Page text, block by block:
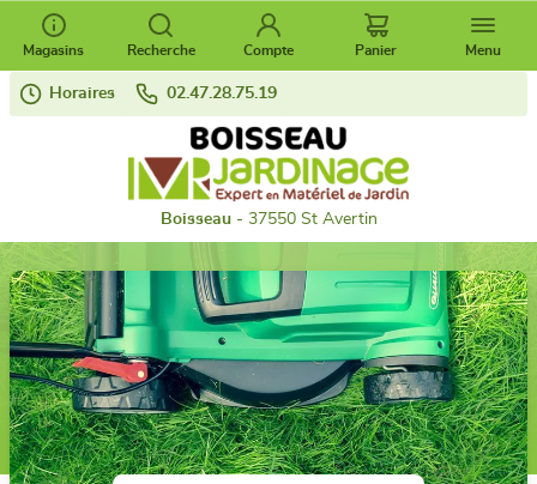
Horaires 02.47.28.75.19
Boisseau- 37550 St Avertin
Magasins Recherche Compte Panier Menu